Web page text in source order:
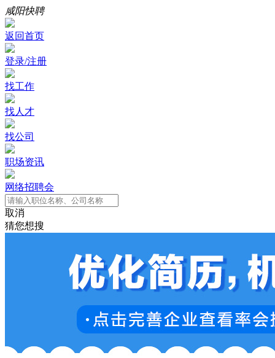
咸阳快聘
返回首页
登录/注册
找工作
找人才
找公司
职场资讯
网络招聘会
取消
猜您想搜